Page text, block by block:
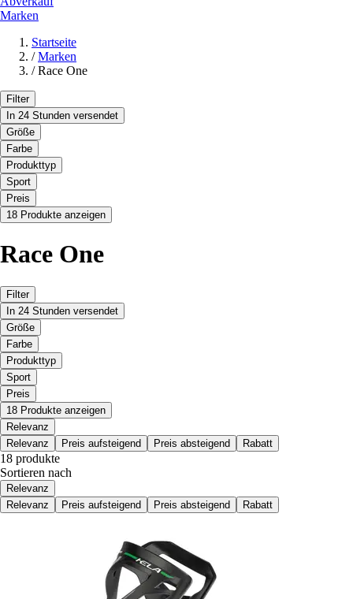
Marken
Startseite
/ Marken
/ Race One
Filter
In 24 Stunden versendet
Größe
Farbe
Produkttyp
Sport
Preis
18 Produkte anzeigen
Race One
Filter
In 24 Stunden versendet
Größe
Farbe
Produkttyp
Sport
Preis
18 Produkte anzeigen
Relevanz
Relevanz
Preis aufsteigend Preis absteigend Rabatt
18 produkte
Sortieren nach
Relevanz
Relevanz
Preis aufsteigend Preis absteigend Rabatt